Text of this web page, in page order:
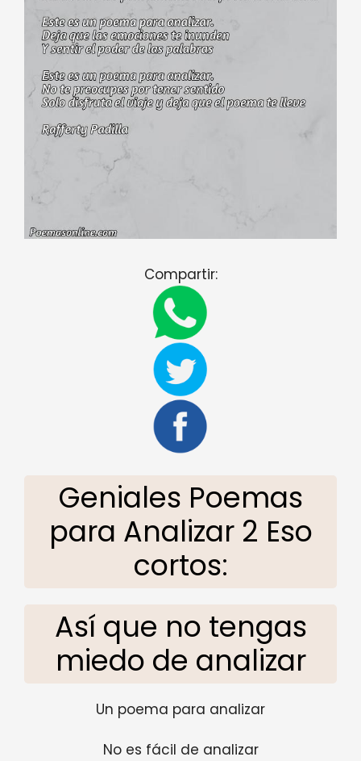
Compartir:
Geniales Poemas
para Analizar 2 Eso
cortos:
Así que no tengas
miedo de analizar
Un poema para analizar
No es fácil de analizar